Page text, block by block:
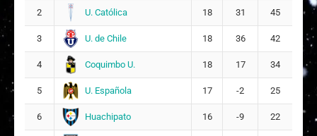
2 U. Católica 18 31 45
3 U. de Chile 18 36 42
4 Coquimbo U. 18 17 34
5 U. Española 17 -2 25
6 Huachipato 16 -9 22